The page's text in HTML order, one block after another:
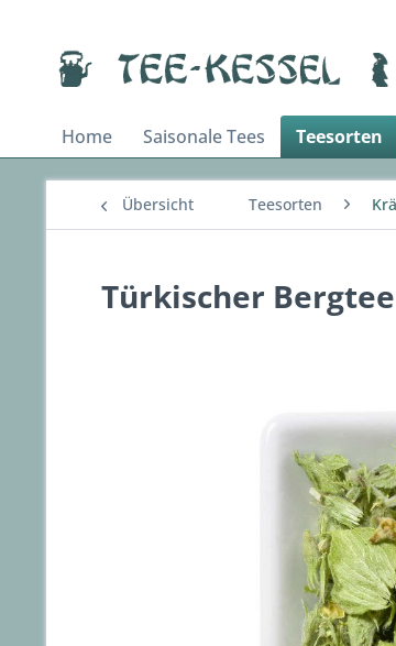
Home Saisonale Tees Teesorten
Übersicht Teesorten
Türkischer